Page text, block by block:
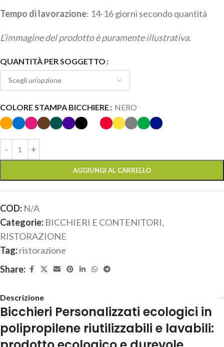
Tempo di lavorazione: 14-16 giorni secondo quantità
L’immagine del prodotto è puramente illustrativa.
QUANTITÀ PER SOGGETTO
COLORE STAMPA BICCHIERE NERO
AGGIUNGI AL CARRELLO
COD: N/A
Categorie: BICCHIERI E CONTENITORI,
RISTORAZIONE
Tag:ristorazione
Share:
Descrizione
Bicchieri Personalizzati ecologici in
polipropilene riutilizzabili e lavabili: